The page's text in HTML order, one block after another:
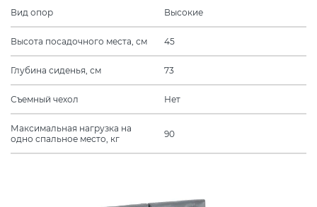
Вид опор Высокие
Высота посадочного места, см 45
Глубина сиденья, см 73
Съемный чехол Нет
Максимальная нагрузка на
одно спальное место, кг
90